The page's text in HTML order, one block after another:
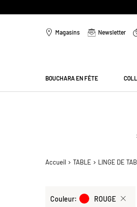
Magasins Newsletter
BOUCHARA EN FÊTE
Accueil TABLE LINGE DE
actuelle
Couleur ROUGE